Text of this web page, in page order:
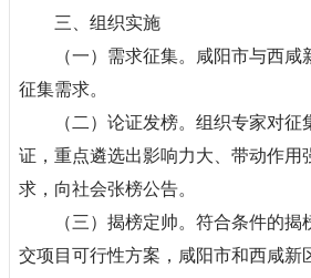
三、组织实施
（一）需求征集。咸阳市与西
征集需求。
（二）论证发榜。组织专家对
证，重点遴选出影响力大、带动作用
求，向社会张榜公告。
（三）揭榜定帅。符合条件的
交项目可行性方案，咸阳市和西咸新